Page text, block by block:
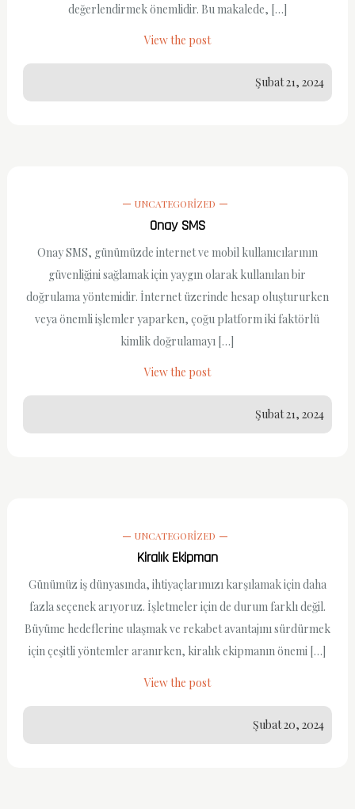
değerlendirmek önemlidir. Bu makalede, […]
View the post
Şubat 21, 2024
UNCATEGORIZED
Onay SMS
Onay SMS, günümüzde internet ve mobil kullanıcılarının
güvenliğini sağlamak için yaygın olarak kullanılan bir
doğrulama yöntemidir. İnternet üzerinde hesap oluştururken
veya önemli işlemler yaparken, çoğu platform iki faktörlü
kimlik doğrulamayı […]
View the post
Şubat 21, 2024
UNCATEGORIZED
Kiralık Ekipman
Günümüz iş dünyasında, ihtiyaçlarımızı karşılamak için daha
fazla seçenek arıyoruz. İşletmeler için de durum farklı değil.
Büyüme hedeflerine ulaşmak ve rekabet avantajını sürdürmek
için çeşitli yöntemler aranırken, kiralık ekipmanın önemi […]
View the post
Şubat 20, 2024